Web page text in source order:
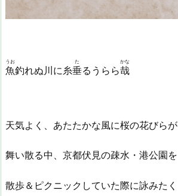
魚
うお
釣れぬ川に糸垂
た
るうらら哉
かな
天気よく、あたたかな風に桜の花びらが
舞い散る中、京都伏見の疎水・港公園を
散歩＆ピクニックしていた際に詠みたく